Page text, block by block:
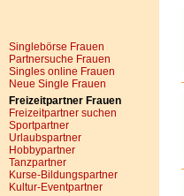
Singlebörse Frauen
Partnersuche Frauen
Singles online Frauen
Neue Single Frauen
Freizeitpartner Frauen
Freizeitpartner suchen
Sportpartner
Urlaubspartner
Hobbypartner
Tanzpartner
Kurse-Bildungspartner
Kultur-Eventpartner